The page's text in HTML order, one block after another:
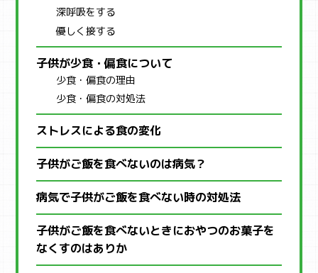
深呼吸をする
優しく接する
子供が少食・偏食について
少食・偏食の理由
少食・偏食の対処法
ストレスによる食の変化
子供がご飯を食べないのは病気？
病気で子供がご飯を食べない時の対処法
子供がご飯を食べないときにおやつのお菓子を
なくすのはありか